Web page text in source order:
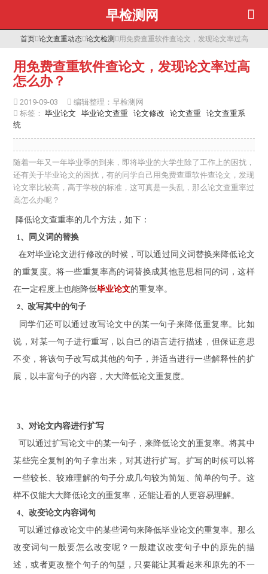
早检测网
首页 论文查重动态 论文检测 用免费查重软件查论文，发现论文率过高怎么
用免费查重软件查论文，发现论文率过高
怎么办？
2019-09-03
编辑整理：早检测网
标签：毕业论文 毕业论文查重 论文修改 论文查重
论文查重系
统
随着一年又一年毕业季的到来，即将毕业的大学生除了工作上的困扰，
还有关于毕业论文的困扰，有的同学自己用免费查重软件查论文，发现
论文率比较高，高于学校的标准，这可真是一头乱，那么论文查重率过
高怎么办呢？
降低论文查重率的几个方法，如下：
1、同义词 的替换
在对毕业论文进行修改的时候，可以通过同义词替换来降低论文
的重复度。将一些重复率高的词替换成其他意思相同的词，这样
在一定程度上也能降低毕业论文的重复率。
2、 改写其中的句子
同学们还可以通过改写论文中的某一句子来降低重复率。比如
说，对某一句子进行重写，以自己的语言进行描述 ， 但保证意思
不变，将该句子改写成其他的句子，并适当进行一些解释性的扩
展，以丰富句子的内容，大大降低论文重复度。
3、对论文内容进行扩写
可以通过扩写论文中的某一句子，来降低论文的重复率。将其中
某些完全复制的句子拿出来，对其进行扩写。 扩写的时候可以将
一些较长、较难理解的句子分成几句较为简短、简单的句子。这
样不仅能大大降低论文的重复率，还能让看的人更容易理解。
4、改变论文内容词句
可以通过修改论文中的某些词句来降低毕业论文的重复率。那么
改变词句一般要怎么改变呢 ？一般建议改变句子中的原先的描
述，或者更改整个句子的句型，只要能让其看起来和原先的不一